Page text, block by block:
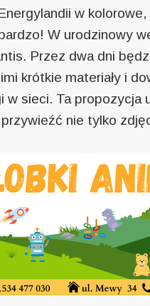
w
W urodzinowy
Przez dwa dni
krótkie materiały i
w sieci. Ta
nie tylko